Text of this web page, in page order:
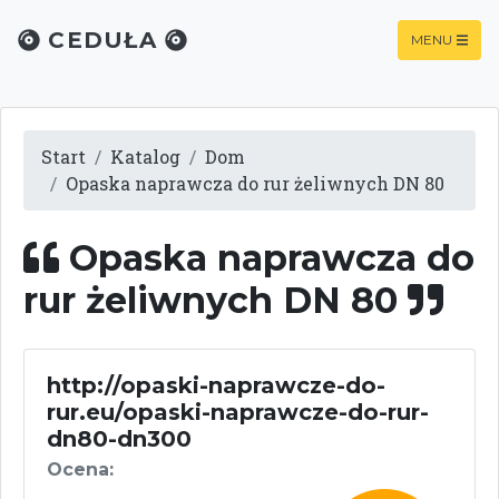
CEDUŁA MENU
Start Katalog
Dom
Opaska naprawcza do rur żeliwnych DN 80
Opaska naprawcza do
rur żeliwnych DN 80
http://opaski-naprawcze-do-
rur.eu/opaski-naprawcze-do-rur-
dn80-dn300
Ocena: